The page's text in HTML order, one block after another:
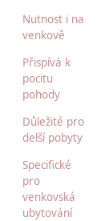
Nutnost i na
venkově
Přispívá k
pocitu
pohody
Důležité pro
delší pobyty
Specifické
pro
venkovská
ubytování